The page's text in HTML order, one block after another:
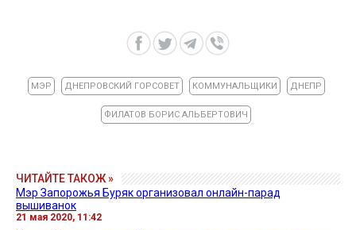
МЭР ДНЕПРОВСКИЙ ГОРСОВЕТ КОММУНАЛЬЩИКИ ДНЕПР
ФИЛАТОВ БОРИС АЛЬБЕРТОВИЧ
ЧИТАЙТЕ ТАКОЖ »
Мэр Запорожья Буряк организовал онлайн-парад
вышиванок
21 мая 2020, 11:42